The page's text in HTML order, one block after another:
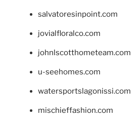
salvatoresinpoint.com
jovialfloralco.com
johnlscotthometeam.com
u-seehomes.com
watersportslagonissi.com
mischieffashion.com